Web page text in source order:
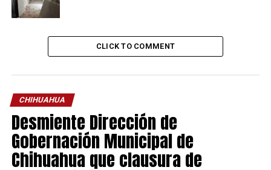
CLICK TO COMMENT
CHIHUAHUA
Desmiente Dirección de
Gobernación Municipal de
Chihuahua que clausura de